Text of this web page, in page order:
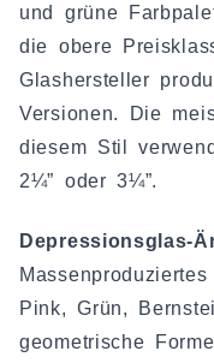
und grüne
die obere
Glashersteller
Versionen. Die
diesem Stil
2¼” oder 3¼”.
Depressionsglas-
Pink, Grün,
geometrische